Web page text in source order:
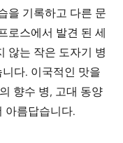
을 기록하고 다른 문
로스에서 발견 된 세
않는 작은 도자기 병
다. 이국적인 맛을
향수 병, 고대 동양
아름답습니다.